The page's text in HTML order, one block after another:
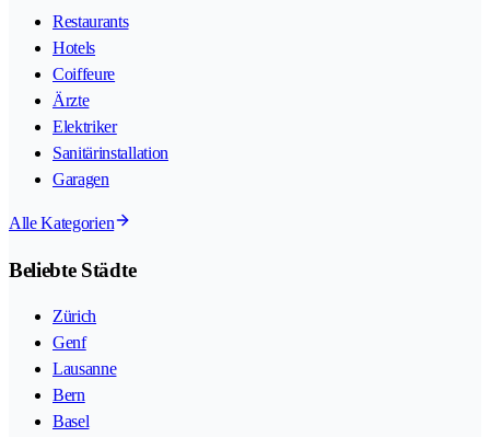
Restaurants
Hotels
Coiffeure
Ärzte
Elektriker
Sanitärinstallation
Garagen
Alle Kategorien
Beliebte Städte
Zürich
Genf
Lausanne
Bern
Basel